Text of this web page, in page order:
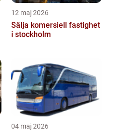
12 maj 2026
Sälja komersiell fastighet
i stockholm
04 maj 2026